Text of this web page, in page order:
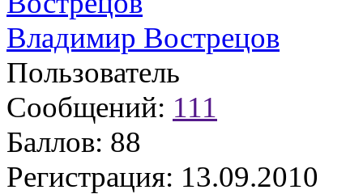
Владимир Вострецов
Пользователь
Сообщений: 111
Баллов: 88
Регистрация: 13.09.2010